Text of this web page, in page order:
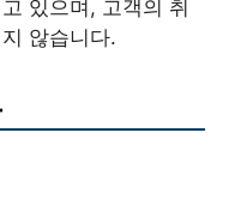
있으며, 고객의 취
않습니다.